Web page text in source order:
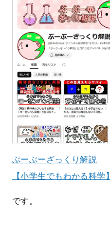
ぶーぶーざっくり解説
【小学生でもわかる科学】
です。